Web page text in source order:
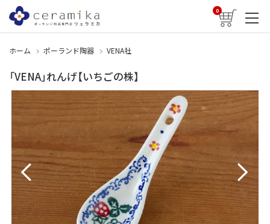
0
ホーム ポーランド陶器 VENA社
「VENA」れんげ【いちごの株】